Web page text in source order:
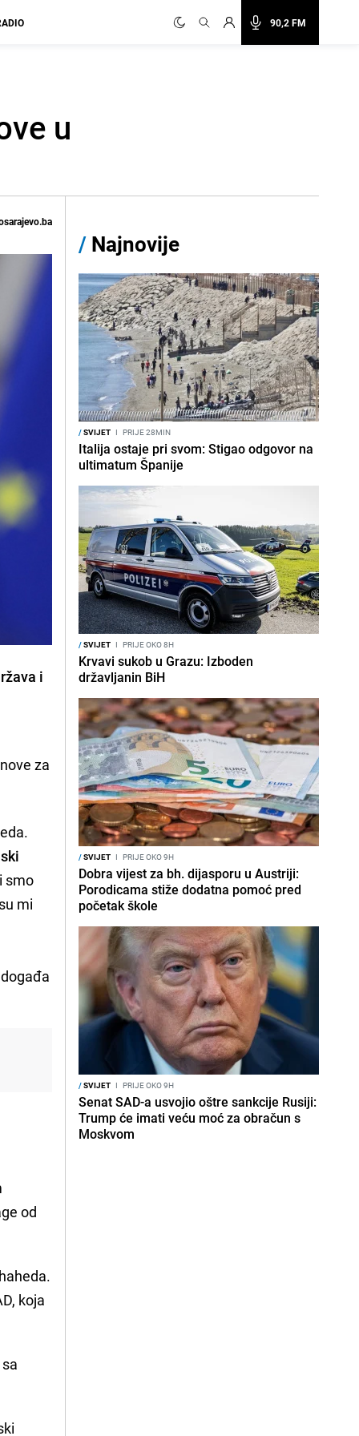
90,2 FM
u
i
za
smo
mi
od
koja
/ Najnovije
/SVIJET I PRIJE 28MIN
Italija ostaje pri svom: Stigao odgovor na
ultimatum Španije
/SVIJET I PRIJE OKO 8H
Krvavi sukob u Grazu: Izboden
državljanin BiH
/SVIJET I PRIJE OKO 9H
Dobra vijest za bh. dijasporu u Austriji:
Porodicama stiže dodatna pomoć pred
početak škole
/SVIJET I PRIJE OKO 9H
Senat SAD-a usvojio oštre sankcije Rusiji:
Trump će imati veću moć za obračun s
Moskvom